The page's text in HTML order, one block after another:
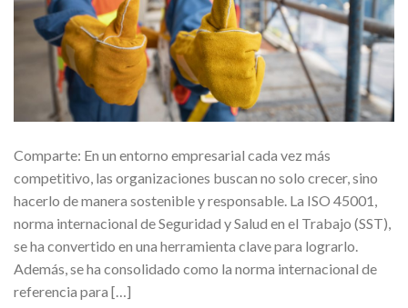
Comparte: En un entorno empresarial cada vez más
competitivo, las organizaciones buscan no solo crecer, sino
hacerlo de manera sostenible y responsable. La ISO 45001,
norma internacional de Seguridad y Salud en el Trabajo (SST),
se ha convertido en una herramienta clave para lograrlo.
Además, se ha consolidado como la norma internacional de
referencia para […]